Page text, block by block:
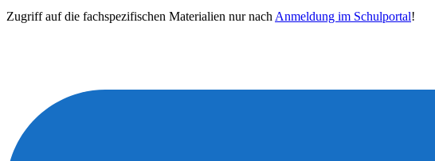
Zugriff auf die fachspezifischen Materialien nur nach Anmeldung im Schulportal!